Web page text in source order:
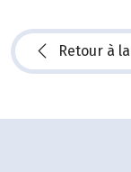
Retour à